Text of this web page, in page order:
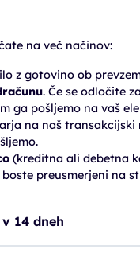
na več načinov:
z gotovino ob
. Če se odločite
ga pošljemo na vaš
na naš transakcijski
(kreditna ali debetna
preusmerjeni na
14 dneh